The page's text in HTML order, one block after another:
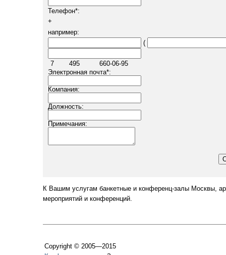
Телефон*:
+
например:
(
7 495
660-06-95
Электронная почта*:
Компания:
Должность:
Примечания:
К Вашим услугам банкетные и конференц-залы Москвы,
мероприятий и конференций.
Copyright © 2005—2015